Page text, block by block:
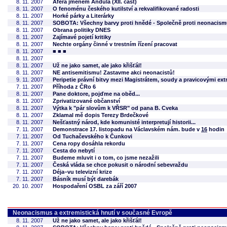
8. 11. 2007
Aféra jménem Andula (XII. část)
8. 11. 2007
O fenoménu českého kutilství a rekvalifikované radosti
8. 11. 2007
Horké párky a Literárky
8. 11. 2007
SOBOTA: Všechny barvy proti hnědé - Společně proti
8. 11. 2007
Obrana politiky DNES
8. 11. 2007
Zajímavé pojetí kritiky
8. 11. 2007
Nechte orgány činné v trestním řízení pracovat
8. 11. 2007
■ ■ ■
8. 11. 2007
8. 11. 2007
Už ne jako samet, ale jako křišťál!
8. 11. 2007
NE antisemitismu! Zastavme akci neonacistů!
9. 11. 2007
Peripetie právní bitvy mezi Magistrátem, soudy a pravicovými
7. 11. 2007
Příhoda z ČRo 6
8. 11. 2007
Pane doktore, pojďme na oběd...
8. 11. 2007
Zprivatizované občanství
8. 11. 2007
Výtka k "pár slovům k VŘSR" od pana B. Cveka
8. 11. 2007
Zklamal mě dopis Terezy Brdečkové
8. 11. 2007
Nešťastný národ, kde komunisté interpretují historii...
7. 11. 2007
Demonstrace 17. listopadu na Václavském nám. bude v 16 hodin
7. 11. 2007
Od Tuchačevského k Čunkovi
7. 11. 2007
Cena ropy dosáhla rekordu
7. 11. 2007
Cesta do nebytí
7. 11. 2007
Budeme mluvit i o tom, co jsme nezažili
7. 11. 2007
Česká vláda se chce pokusit o národní sebevraždu
7. 11. 2007
Déja–vu televizní krize
7. 11. 2007
Básník musí být darebák
20. 10. 2007
Hospodaření OSBL za září 2007
Neonacismus a extremistická hnutí v současné Evropě
8. 11. 2007 Už ne jako samet, ale jako křišťál!